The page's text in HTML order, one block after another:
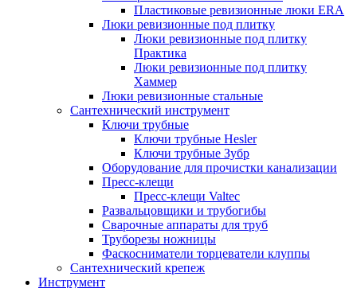
Пластиковые ревизионные люки ERA
Люки ревизионные под плитку
Люки ревизионные под плитку
Практика
Люки ревизионные под плитку
Хаммер
Люки ревизионные стальные
Сантехнический инструмент
Ключи трубные
Ключи трубные Hesler
Ключи трубные Зубр
Оборудование для прочистки канализации
Пресс-клещи
Пресс-клещи Valtec
Развальцовщики и трубогибы
Сварочные аппараты для труб
Труборезы ножницы
Фаскосниматели торцеватели клуппы
Сантехнический крепеж
Инструмент